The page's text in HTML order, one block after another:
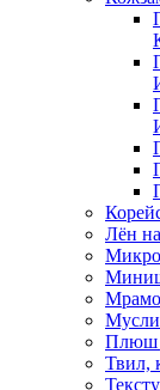
Лён
Плюш
Твил,